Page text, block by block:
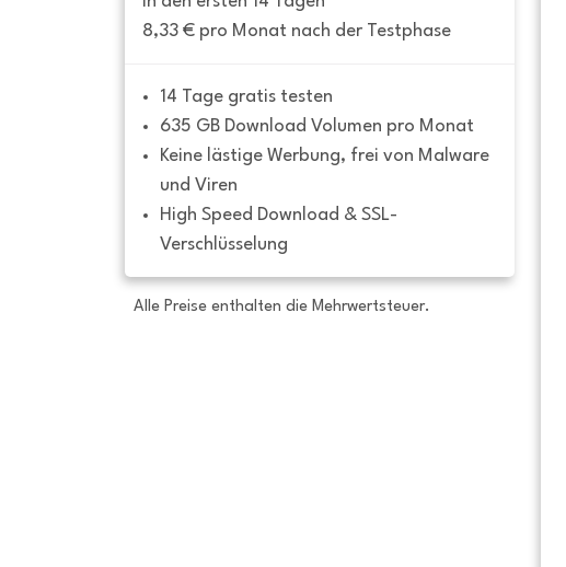
8,33 € pro Monat nach der Testphase
14 Tage gratis testen
635 GB Download Volumen pro Monat
Keine lästige Werbung, frei von Malware
und Viren
High Speed Download & SSL-
Verschlüsselung
Alle Preise enthalten die Mehrwertsteuer.